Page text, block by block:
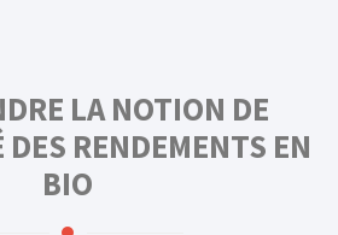
LA NOTION DE
RENDEMENTS EN
BIO